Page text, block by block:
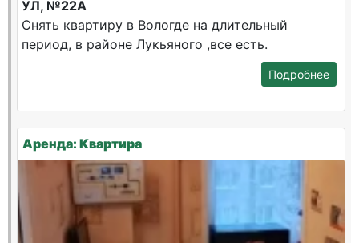
УЛ, №22А
Снять квартиру в Вологде на длительный
период, в районе Лукьяного ,все есть.
Подробнее
Аренда: Квартира